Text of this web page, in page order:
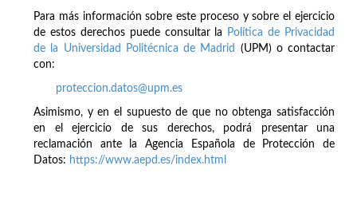
Para más información sobre este proceso y sobre el ejercicio
de estos derechos puede consultar la
Política de Privacidad
de la Universidad Politécnica de Madrid
(UPM) o contactar
con:
proteccion.datos@upm.es
Asimismo, y en el supuesto de que no obtenga satisfacción
en el ejercicio de sus derechos, podrá presentar una
reclamación ante la Agencia Española de Protección de
Datos: https://www.aepd.es/index.html